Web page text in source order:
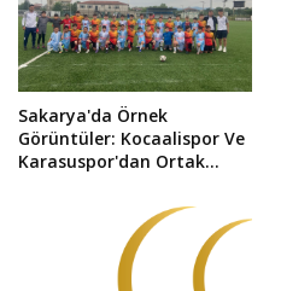
Sakarya'da Örnek
Görüntüler: Kocaalispor Ve
Karasuspor'dan Ortak